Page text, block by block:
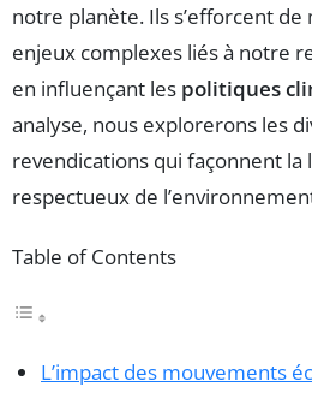
notre planète. Ils s’efforcent
enjeux complexes liés à notre
en influençant les politiques
analyse, nous explorerons les
revendications qui façonnent
respectueux de
Table of Contents
L’impact des mouvements